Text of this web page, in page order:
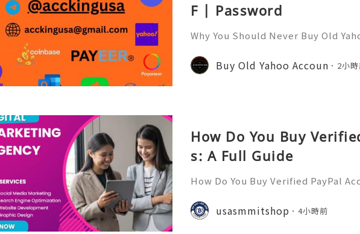
F | Password
Why You Should Never Buy Old
onal communication, business
ccount recovery. Because of
Buy Old Yahoo Accoun 2小
How Do You Buy
s: A Full Guide
How Do You Buy Verified PayPal
orms, used by individuals,
usinesses, and organiza
usasmmitshop 4小時前